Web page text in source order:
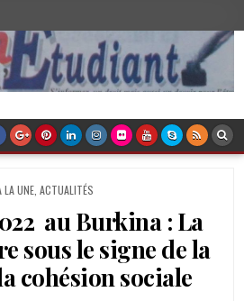
LA UNE ACTUALITÉS
au Burkina : La
sous le signe de la
cohésion sociale